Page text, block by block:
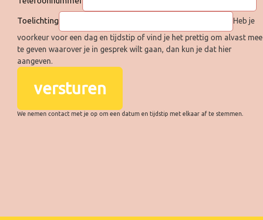
Toelichting
Heb je
voorkeur voor een dag en tijdstip of vind je het prettig om alvast mee
te geven waarover je in gesprek wilt gaan, dan kun je dat hier
aangeven.
versturen
We nemen contact met je op om een datum en tijdstip met elkaar af te stemmen.